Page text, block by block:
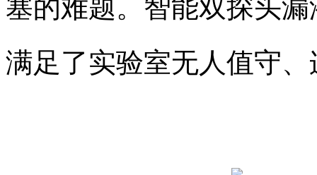
塞的难题。智能双探头
满足了实验室无人值守